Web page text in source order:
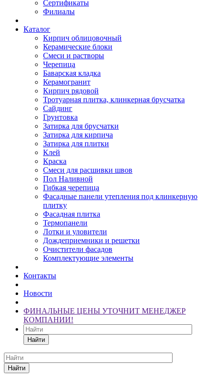
Сертификаты
Филиалы
Каталог
Кирпич облицовочный
Керамические блоки
Смеси и растворы
Черепица
Баварская кладка
Керамогранит
Кирпич рядовой
Тротуарная плитка, клинкерная брусчатка
Сайдинг
Грунтовка
Затирка для брусчатки
Затирка для кирпича
Затирка для плитки
Клей
Краска
Смеси для расшивки швов
Пол Наливной
Гибкая черепица
Фасадные панели утепления под клинкерную
плитку
Фасадная плитка
Термопанели
Лотки и уловители
Дождеприемники и решетки
Очистители фасадов
Комплектующие элементы
Контакты
Новости
ФИНАЛЬНЫЕ ЦЕНЫ УТОЧНИТ МЕНЕДЖЕР
КОМПАНИИ!
Найти
Найти